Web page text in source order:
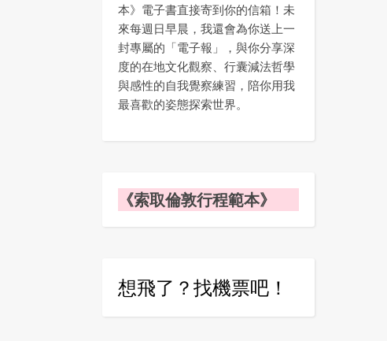
本》電子書直接寄到你的信箱！未
來每週日早晨，我還會為你送上一
封專屬的「電子報」，與你分享深
度的在地文化觀察、行囊減法哲學
與感性的自我覺察練習，陪你用我
最喜歡的姿態探索世界。
《索取倫敦行程範本》
想飛了？找機票吧！